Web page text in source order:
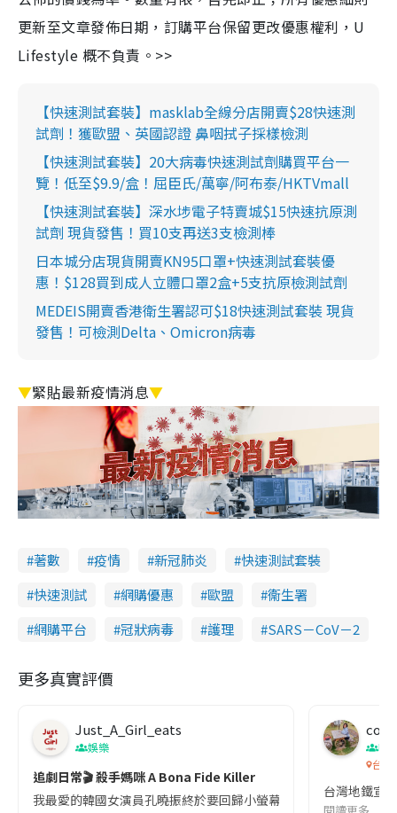
更新至文章發佈日期，訂購平台保留更改優惠權利，U
Lifestyle 概不負責。>>
【快速測試套裝】masklab全線分店開賣$28快速測
試劑！獲歐盟、英國認證 鼻咽拭子採樣檢測
【快速測試套裝】20大病毒快速測試劑購買平台一
覽！低至$9.9/盒！屈臣氏/萬寧/阿布泰/HKTVmall
【快速測試套裝】深水埗電子特賣城$15快速抗原測
試劑 現貨發售！買10支再送3支檢測棒
日本城分店現貨開賣KN95口罩+快速測試套裝優
惠！$128買到成人立體口罩2盒+5支抗原檢測試劑
MEDEIS開賣香港衛生署認可$18快速測試套裝 現貨
發售！可檢測Delta、Omicron病毒
▼緊貼最新疫情消息▼
著數 疫情 新冠肺炎
快速測試套裝
快速測試
網購優惠 歐盟
衞生署
網購平台
冠狀病毒 護理 SARS－CoV－2
更多真實評價
Just_A_Girl_eats
娛樂
追劇日常🎬 殺手媽咪 A Bona Fide Killer
我最愛的韓國女演員孔曉振終於要回歸小螢幕啦!這次的劇本改編
co
吹
台灣
台灣地鐵宣